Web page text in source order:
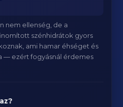
nem ellenség, de a
szénhidrátok gyors
ami hamar éhséget és
— ezért fogyásnál érdemes